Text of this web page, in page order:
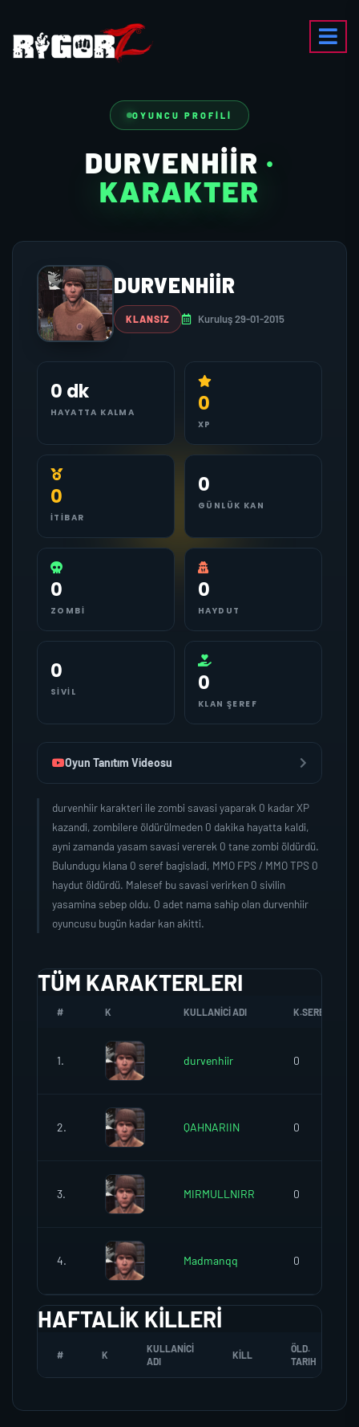
OYUNCU PROFILI
DURVENHIIR ·
KARAKTER
DURVENHIIR
KLANSIZ Kuruluş 29-01-2015
0 dk
HAYATTA KALMA 0
XP
0
İTIBAR
0
GÜNLÜK KAN
0
ZOMBI
0
HAYDUT
0
SIVIL 0
KLAN ŞEREF
Oyun Tanıtım Videosu
durvenhiir karakteri ile zombi savasi yaparak 0 kadar XP
kazandi, zombilere öldürülmeden 0 dakika hayatta kaldi,
ayni zamanda yasam savasi vererek 0 tane zombi öldürdü.
Bulundugu klana 0 seref bagisladi, MMO FPS / MMO TPS 0
haydut öldürdü. Malesef bu savasi verirken 0 sivilin
yasamina sebep oldu. 0 adet nama sahip olan durvenhiir
oyuncusu bugün kadar kan akitti.
TÜM KARAKTERLERI
# K KULLANICI ADI K.SEREFI
1. durvenhiir 0
2. QAHNARIIN 0
3. MIRMULLNIRR 0
4. Madmanqq 0
HAFTALIK KILLERI
# K
KULLANICI
ADI
KILL
ÖLD.
TARIH